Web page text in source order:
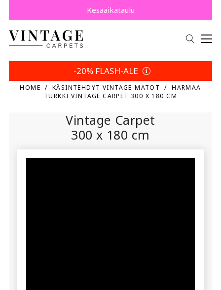
Säästä 5 % | Palautusehtosi
Osta nyt, maksa myöhemmin Klarnalla.
Kesäaikataulu
-20% FLASH-ALE
HOME KÄSINTEHDYT VINTAGE-MATOT
HARMAA
TURKKI VINTAGE CARPET 300 X 180 CM
Vintage Carpet
300 x 180 cm